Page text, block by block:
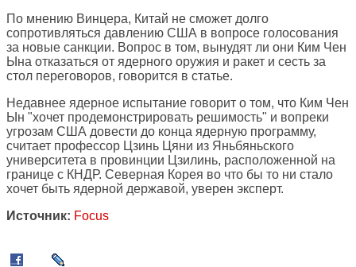
По мнению Винцера, Китай не сможет долго
сопротивляться давлению США в вопросе голосования
за новые санкции. Вопрос в том, вынудят ли они Ким Чен
Ына отказаться от ядерного оружия и ракет и сесть за
стол переговоров, говорится в статье.
Недавнее ядерное испытание говорит о том, что Ким Чен
Ын "хочет продемонстрировать решимость" и вопреки
угрозам США довести до конца ядерную программу,
считает профессор Цзинь Цяни из Яньбяньского
университета в провинции Цзилинь, расположенной на
границе с КНДР. Северная Корея во что бы то ни стало
хочет быть ядерной державой, уверен эксперт.
Источник: Focus